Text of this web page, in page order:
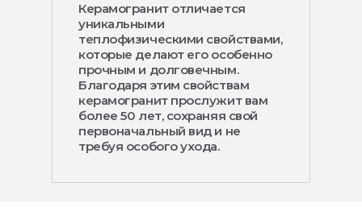
Керамогранит отличается
уникальными
теплофизическими свойствами,
которые делают его особенно
прочным и долговечным.
Благодаря этим свойствам
керамогранит прослужит вам
более 50 лет, сохраняя свой
первоначальный вид и не
требуя особого ухода.